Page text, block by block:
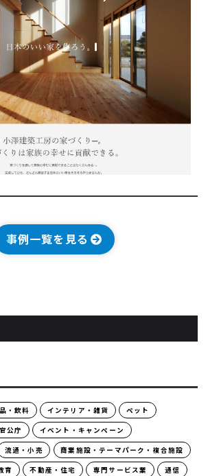
事例一覧を見る
・飲料 インテリア・雑貨 ペット
公庁 イベント・キャンペーン
流通・小売 商業施設・テーマパーク・複合施設
育 不動産・住宅 専門サービス業 通信